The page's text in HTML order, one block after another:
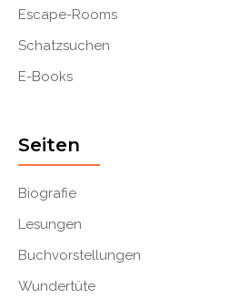
Escape-Rooms
Schatzsuchen
E-Books
Seiten
Biografie
Lesungen
Buchvorstellungen
Wundertüte